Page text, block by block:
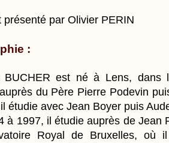
présenté par Olivier PERIN
:
BUCHER est né à Lens, dans
auprès du Père Pierre Podevin
étudie avec Jean Boyer puis
à 1997, il étudie auprès de Jean
Royal de Bruxelles, où